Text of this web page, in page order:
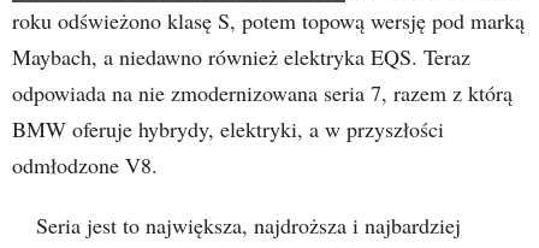
roku odświeżono klasę S, potem topową wersję pod marką
Maybach, a niedawno również elektryka EQS. Teraz
odpowiada na nie zmodernizowana seria 7, razem z którą
BMW oferuje hybrydy, elektryki, a w przyszłości
odmłodzone V8.
Seria jest to największa, najdroższa i najbardziej